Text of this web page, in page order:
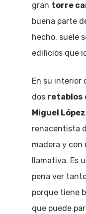
gran torre
buena parte
hecho, suele
edificios que
En su interior
dos retablos
Miguel
renacentista
madera y con
llamativa. Es
pena ver
porque tiene
que puede